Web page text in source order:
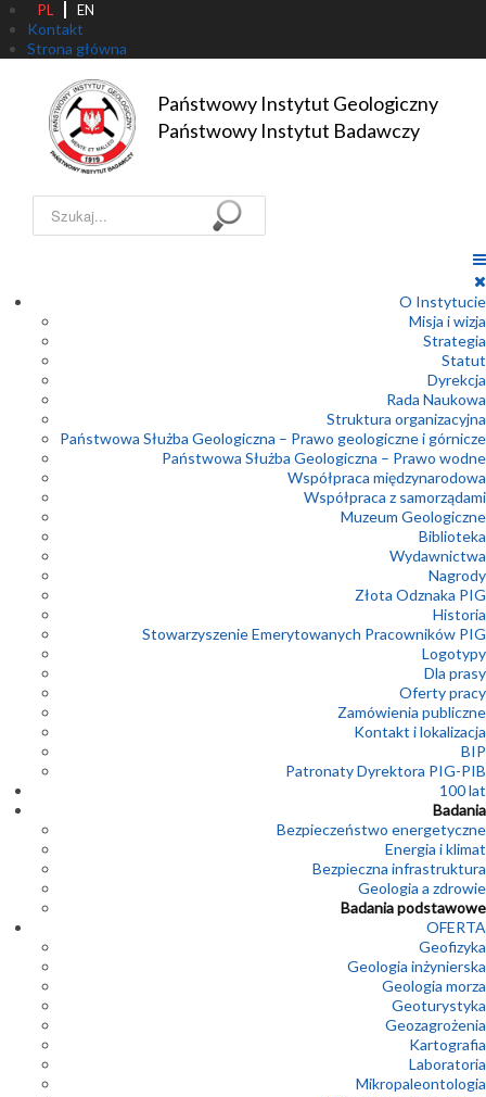
PL EN
Kontakt
Strona główna
Państwowy Instytut Geologiczny
Państwowy Instytut Badawczy
Szukaj...
O Instytucie
Misja i wizja
Strategia
Statut
Dyrekcja
Rada Naukowa
Struktura organizacyjna
Państwowa Służba Geologiczna – Prawo geologiczne i górnicze
Państwowa Służba Geologiczna – Prawo wodne
Współpraca międzynarodowa
Współpraca z samorządami
Muzeum Geologiczne
Biblioteka
Wydawnictwa
Nagrody
Złota Odznaka PIG
Historia
Stowarzyszenie Emerytowanych Pracowników PIG
Logotypy
Dla prasy
Oferty pracy
Zamówienia publiczne
Kontakt i lokalizacja
BIP
Patronaty Dyrektora PIG-PIB
100 lat
Badania
Bezpieczeństwo energetyczne
Energia i klimat
Bezpieczna infrastruktura
Geologia a zdrowie
Badania podstawowe
OFERTA
Geofizyka
Geologia inżynierska
Geologia morza
Geoturystyka
Geozagrożenia
Kartografia
Laboratoria
Mikropaleontologia